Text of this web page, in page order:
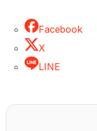
Facebook
X
LINE